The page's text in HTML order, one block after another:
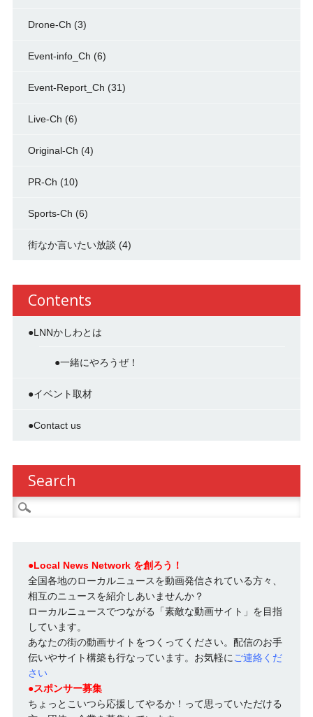
Drone-Ch (3)
Event-info_Ch (6)
Event-Report_Ch (31)
Live-Ch (6)
Original-Ch (4)
PR-Ch (10)
Sports-Ch (6)
街なか言いたい放談 (4)
Contents
●LNNかしわとは
●一緒にやろうぜ！
●イベント取材
●Contact us
Search
検索:
●Local News Network を創ろう！
全国各地のローカルニュースを動画発信されている方々、
相互のニュースを紹介しあいませんか？
ローカルニュースでつながる「素敵な動画サイト」を目指
しています。
あなたの街の動画サイトをつくってください。配信のお手
伝いやサイト構築も行なっています。お気軽に ご連絡くだ
さい
●スポンサー募集
ちょっとこいつら応援してやるか！って思っていただける